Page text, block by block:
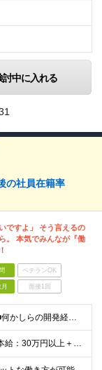
討中に入れる
の社員在籍率
ですよ」 そう言えるの
。 本気でみんなが『働
ベテランOK
面接1回
【学歴・経験言語不問！】 ■何かしらの開発経験をお持ちの方 ■SESにおいて自走してプロジェクトに参画したご経験をお持ちの方 ≪当求人では当社評価基準【J2】相当のご経験者様を募集しています≫ 当社
【4年連続ベース給UP】 基本給：30万円以上＋残業代(全額)＋各種手当 ※みなし残業なし ※基本給は経験や前職の給与を十分に考慮します ※交通費別途支給 ※6ヶ月間の試用期間があります（給与・待遇は